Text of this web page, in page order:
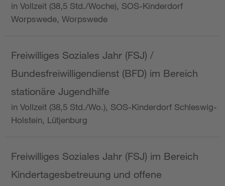
in Vollzeit (38,5 Std./Woche), SOS-Kinderdorf
Worpswede, Worpswede
Freiwilliges Soziales Jahr (FSJ) /
Bundesfreiwilligendienst (BFD) im Bereich
stationäre Jugendhilfe
in Vollzeit (38,5 Std./Wo.), SOS-Kinderdorf Schleswig-
Holstein, Lütjenburg
Freiwilliges Soziales Jahr (FSJ) im Bereich
Kindertagesbetreuung und offene